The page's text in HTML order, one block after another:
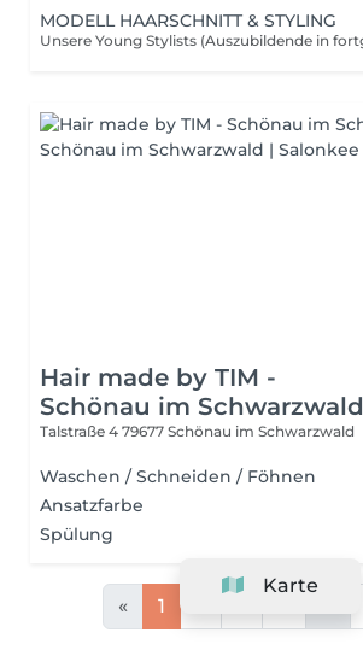
MODELL HAARSCHNITT & STYLING
Hair made by TIM -
Schönau im Schwarzwald
Talstraße 4 79677 Schönau im Schwarzwald
Waschen / Schneiden / Föhnen
Ansatzfarbe
Spülung
« 1
Karte